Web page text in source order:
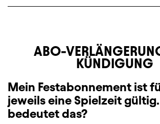
ABO-
KÜNDIGUNG
Mein Festabonnement ist
jeweils eine Spielzeit
bedeutet das?